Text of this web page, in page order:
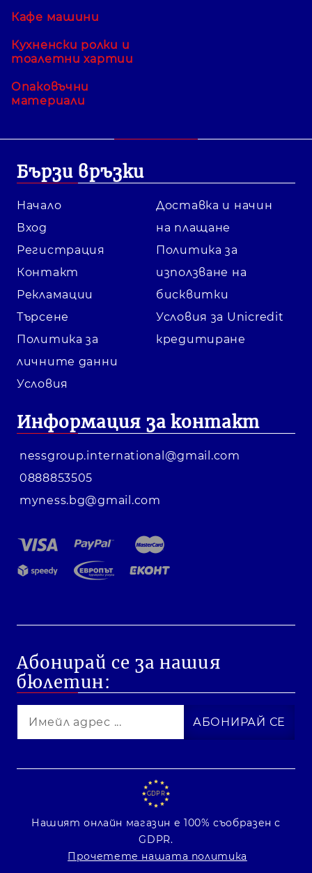
Кафе машини
Кухненски ролки и
тоалетни хартии
Опаковъчни
материали
Бързи връзки
Начало
Вход
Регистрация
Контакт
Рекламации
Търсене
Политика за
личните данни
Условия
Доставка и начин
на плащане
Политика за
използване на
бисквитки
Условия за Unicredit
кредитиране
Информация за контакт
nessgroup.international@gmail.com
0888853505
myness.bg@gmail.com
Абонирай се за нашия
бюлетин:
GDPR
Нашият онлайн магазин е 100% съобразен с
GDPR.
Прочетете нашата политика